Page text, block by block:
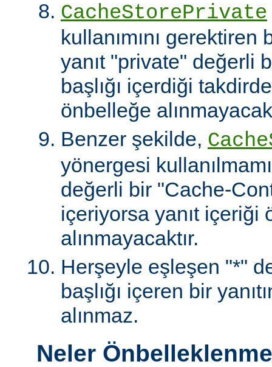
CacheStorePrivate
kullanımını gerektiren
yanıt "private" değerli
başlığı içerdiği
önbelleğe
Benzer şekilde,
yönergesi
değerli bir "Cache-
içeriyorsa yanıt içeriği
alınmayacaktır.
Herşeyle eşleşen "*"
başlığı içeren bir
alınmaz.
Neler